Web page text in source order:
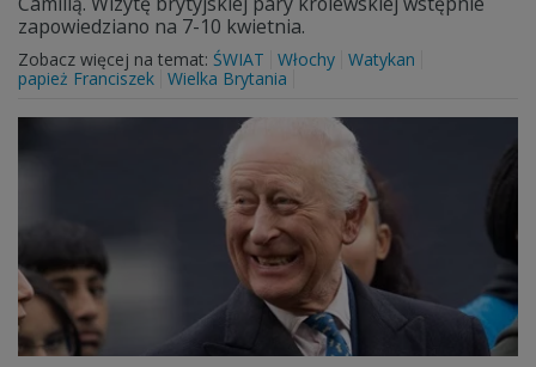
zapowiedziano na 7-10 kwietnia.
Zobacz więcej na temat: ŚWIAT Włochy Watykan
papież Franciszek Wielka Brytania